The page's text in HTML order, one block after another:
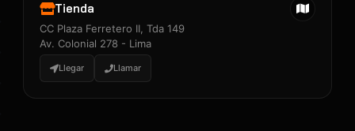
Tienda
CC Plaza Ferretero II, Tda 149
Av. Colonial 278 - Lima
Llegar Llamar